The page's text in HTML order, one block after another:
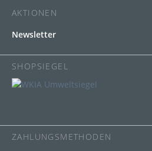
AKTIONEN
Newsletter
SHOPSIEGEL
ZAHLUNGSMETHODEN